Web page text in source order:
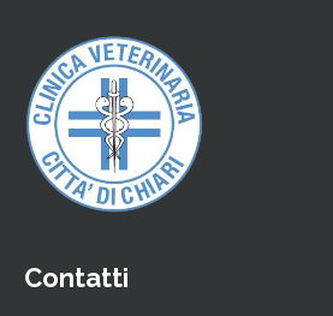
Contatti